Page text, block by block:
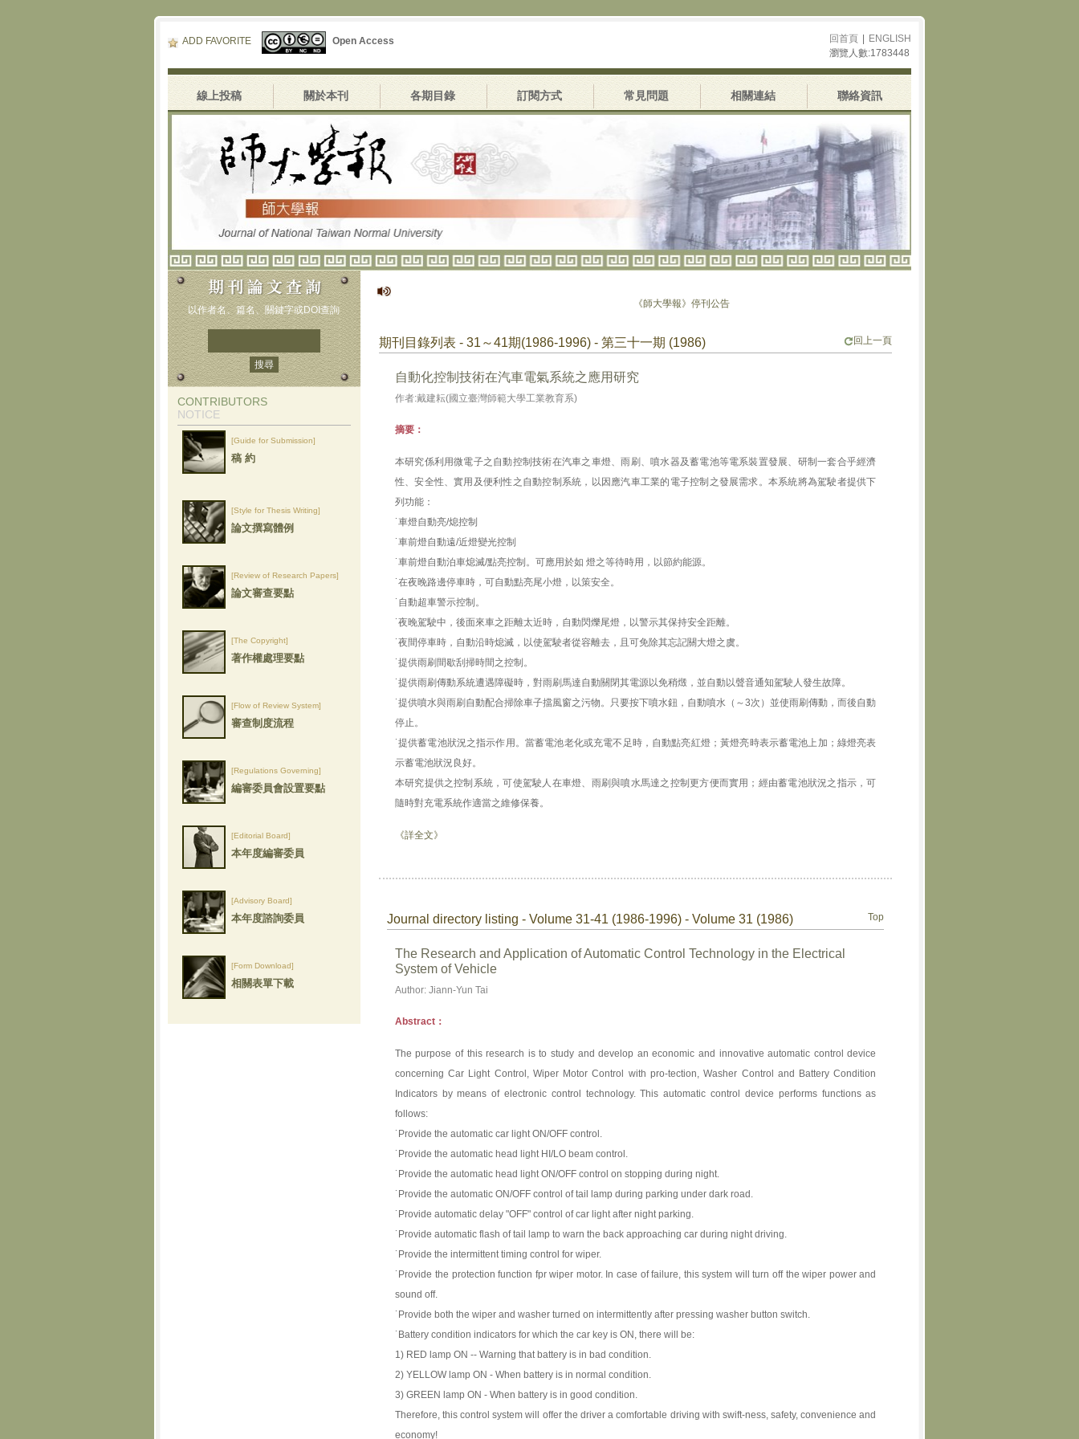
ADD FAVORITE Open Access 回首頁
ENGLISH
瀏覽人數:1783448
線上投稿 關於本刊 各期目錄 訂閱方式 常見問題 相關連結 聯絡資訊
以作者名、篇名、關鍵字或DOI查詢
CONTRIBUTORS
NOTICE
[Guide for Submission]
稿 約
[Style for Thesis Writing]
論文撰寫體例
[Review of Research Papers]
論文審查要點
[The Copyright]
著作權處理要點
[Flow of Review System]
審查制度流程
[Regulations Governing]
編審委員會設置要點
[Editorial Board]
本年度編審委員
[Advisory Board]
本年度諮詢委員
[Form Download]
相關表單下載
《師大學報》停刊公告
期刊目錄列表 - 31～41期(1986-1996) - 第三十一期 (1986) 回上一頁
自動化控制技術在汽車電氣系統之應用研究
作者:戴建耘(國立臺灣師範大學工業教育系)
摘要：
本研究係利用微電子之自動控制技術在汽車之車燈、雨刷、噴水器及蓄電池等電系裝置發展、研制一套合乎經濟
性、安全性、實用及便利性之自動控制系統，以因應汽車工業的電子控制之發展需求。本系統將為駕駛者提供下
列功能：
˙車燈自動亮/熄控制
˙車前燈自動遠/近燈變光控制
˙車前燈自動泊車熄滅/點亮控制。可應用於如 燈之等待時用，以節約能源。
˙在夜晚路邊停車時，可自動點亮尾小燈，以策安全。
˙自動超車警示控制。
˙夜晚駕駛中，後面來車之距離太近時，自動閃爍尾燈，以警示其保持安全距離。
˙夜間停車時，自動沿時熄滅，以使駕駛者從容離去，且可免除其忘記關大燈之虞。
˙提供雨刷間歇刮掃時間之控制。
˙提供雨刷傳動系統遭遇障礙時，對雨刷馬達自動關閉其電源以免稍燬，並自動以聲音通知駕駛人發生故障。
˙提供噴水與雨刷自動配合掃除車子擋風窗之污物。只要按下噴水鈕，自動噴水（～3次）並使雨刷傳動，而後自動
停止。
˙提供蓄電池狀況之指示作用。當蓄電池老化或充電不足時，自動點亮紅燈；黃燈亮時表示蓄電池上加；綠燈亮表
示蓄電池狀況良好。
本研究提供之控制系統，可使駕駛人在車燈、雨刷與噴水馬達之控制更方便而實用；經由蓄電池狀況之指示，可
隨時對充電系統作適當之維修保養。
《詳全文》
Journal directory listing - Volume 31-41 (1986-1996) - Volume 31 (1986) Top
The Research and Application of Automatic Control Technology in the Electrical
System of Vehicle
Author: Jiann-Yun Tai
Abstract：
The purpose of this research is to study and develop an economic and innovative automatic control device
concerning Car Light Control, Wiper Motor Control with pro-tection, Washer Control and Battery Condition
Indicators by means of electronic control technology. This automatic control device performs functions as
follows:
˙Provide the automatic car light ON/OFF control.
˙Provide the automatic head light HI/LO beam control.
˙Provide the automatic head light ON/OFF control on stopping during night.
˙Provide the automatic ON/OFF control of tail lamp during parking under dark road.
˙Provide automatic delay "OFF" control of car light after night parking.
˙Provide automatic flash of tail lamp to warn the back approaching car during night driving.
˙Provide the intermittent timing control for wiper.
˙Provide the protection function fpr wiper motor. In case of failure, this system will turn off the wiper power and
sound off.
˙Provide both the wiper and washer turned on intermittently after pressing washer button switch.
˙Battery condition indicators for which the car key is ON, there will be:
1) RED lamp ON -- Warning that battery is in bad condition.
2) YELLOW lamp ON - When battery is in normal condition.
3) GREEN lamp ON - When battery is in good condition.
Therefore, this control system will offer the driver a comfortable driving with swift-ness, safety, convenience and
economy!